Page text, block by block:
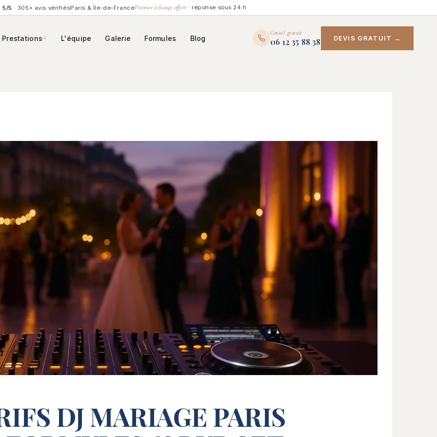
5/5 · 305+ avis vérifiésParis & Île-de-FrancePremier échange offert · réponse sous 24 h
Prestations L'équipe Galerie Formules Blog
Conseil gratuit
06 12 35 88 38 DEVIS GRATUIT →
DJ MARIAGE PARIS